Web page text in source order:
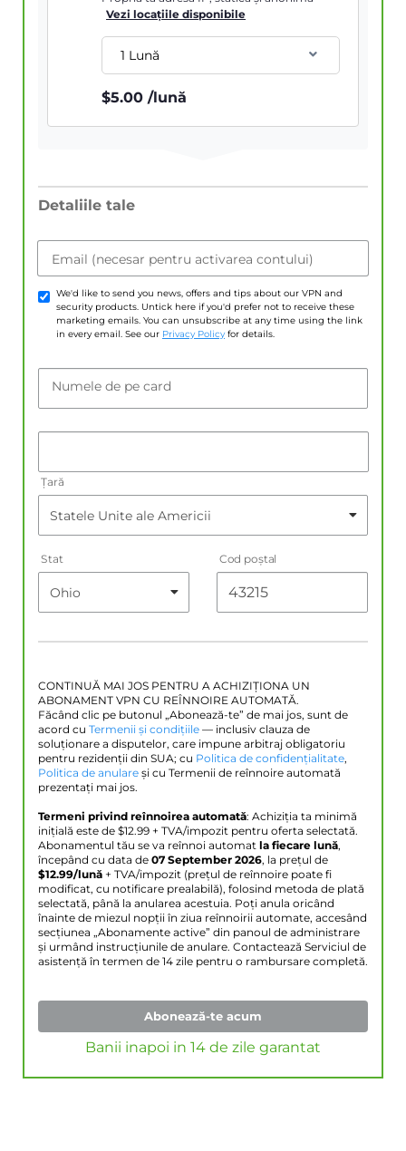
Vezi locațiile disponibile
1 Lună
$5.00 /lună
Detaliile tale
Email (necesar pentru activarea contului)
We'd like to send you news, offers and tips about our VPN and
security products. Untick here if you'd prefer not to receive these
marketing emails. You can unsubscribe at any time using the link
in every email. See our Privacy Policy for details.
Numele de pe card
Țară
Stat Cod poştal
CONTINUĂ MAI JOS PENTRU A ACHIZIȚIONA UN
ABONAMENT VPN CU REÎNNOIRE AUTOMATĂ.
Făcând clic pe butonul „Abonează-te” de mai jos, sunt de
acord cu Termenii și condițiile — inclusiv clauza de
soluționare a disputelor, care impune arbitraj obligatoriu
pentru rezidenții din SUA; cu Politica de confidențialitate,
Politica de anulare și cu Termenii de reînnoire automată
prezentați mai jos.
Termeni privind reînnoirea automată: Achiziția ta minimă
inițială este de $12.99 + TVA/impozit pentru oferta selectată.
Abonamentul tău se va reînnoi automat la fiecare lună,
începând cu data de 07 September 2026, la prețul de
$12.99/lună + TVA/impozit (prețul de reînnoire poate fi
modificat, cu notificare prealabilă), folosind metoda de plată
selectată, până la anularea acestuia. Poți anula oricând
înainte de miezul nopții în ziua reînnoirii automate, accesând
secțiunea „Abonamente active” din panoul de administrare
și urmând instrucțiunile de anulare. Contactează Serviciul de
asistență în termen de 14 zile pentru o rambursare completă.
Abonează-te acum
Banii inapoi in 14 de zile garantat